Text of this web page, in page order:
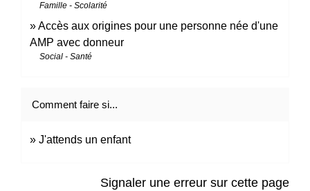
Famille - Scolarité
Accès aux origines pour une personne née d'une
AMP avec donneur
Social - Santé
Comment faire si...
J'attends un enfant
Signaler une erreur sur cette page